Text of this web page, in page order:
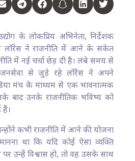
के लोकप्रिय अभिनेता, निर्देशक
लॉरेंस ने राजनीति में आने के संकेत
में नई चर्चा छेड़ दी है। लंबे समय से
जनसेवा से जुड़े रहे लॉरेंस ने अपने
मंच के माध्यम से एक भावनात्मक
बाद उनके राजनीतिक भविष्य को
कभी राजनीति में आने की योजना
था कि यदि कोई ऐसा व्यक्ति
उन्हें विश्वास हो, तो वह उसके साथ